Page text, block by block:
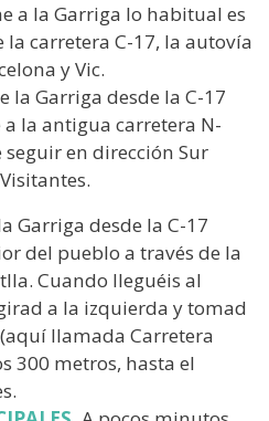
a la Garriga lo habitual es
la carretera C-17, la autovía
y Vic.
la Garriga desde la C-17
la antigua carretera N-
seguir en dirección Sur
Garriga desde la C-17
del pueblo a través de la
Cuando lleguéis al
a la izquierda y tomad
llamada Carretera
300 metros, hasta el